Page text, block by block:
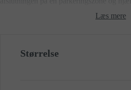
boligområder samt ved centre og pladser.
Læs mere
Størrelse